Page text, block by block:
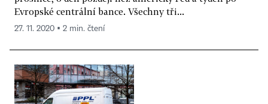
Evropské centrální bance. Všechny tři...
27. 11. 2020 ▪ 2 min. čtení